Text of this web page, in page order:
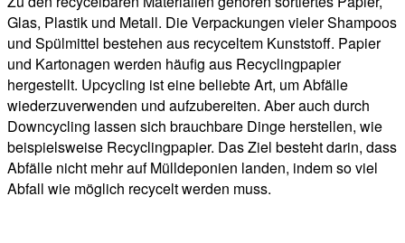
Glas, Plastik und Metall. Die Verpackungen vieler Shampoos
und Spülmittel bestehen aus recyceltem Kunststoff. Papier
und Kartonagen werden häufig aus Recyclingpapier
hergestellt. Upcycling ist eine beliebte Art, um Abfälle
wiederzuverwenden und aufzubereiten. Aber auch durch
Downcycling lassen sich brauchbare Dinge herstellen, wie
beispielsweise Recyclingpapier. Das Ziel besteht darin, dass
Abfälle nicht mehr auf Mülldeponien landen, indem so viel
Abfall wie möglich recycelt werden muss.